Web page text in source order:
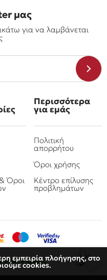
εμπειρία πλοήγησης, στο
cookies.
3 έως 6 ημέρες
μας
για να λαμβάνεται
Όροι
Περισσότερα
για εμάς
Πολιτική
απορρήτου
Όροι χρήσης
Κέντρο επίλυσης
προβλημάτων
Πιτσουλάκης